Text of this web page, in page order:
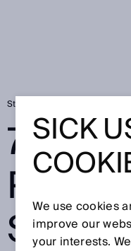
Startpagina
75SICK
We use cookies
improve our
your interests.